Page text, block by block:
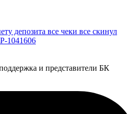
депозита все чеки все скинул
1041606
и представители БК